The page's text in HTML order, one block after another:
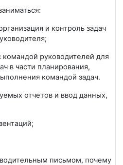
и контроль задач
руководителей для
в части планирования,
командой задач.
отчетов и ввод данных,
письмом, почему